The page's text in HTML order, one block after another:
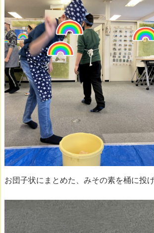
お団子状にまとめた、みその素を桶に投げ